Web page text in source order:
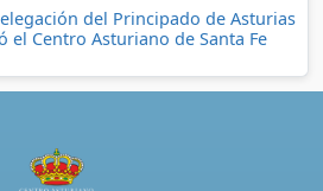
del Principado de Asturias
el Centro Asturiano de Santa Fe